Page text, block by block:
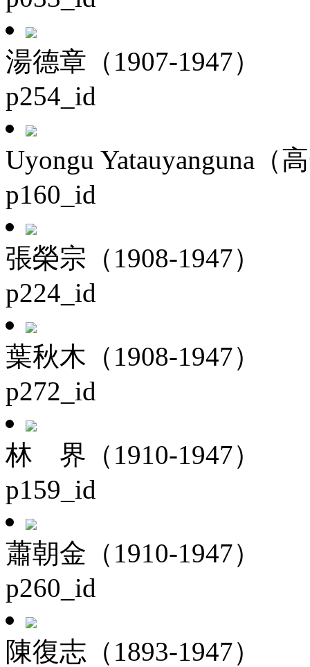
湯德章（1907-1947）
p254_id
Uyongu Yatauyanguna（
p160_id
張榮宗（1908-1947）
p224_id
葉秋木（1908-1947）
p272_id
林 界（1910-1947）
p159_id
蕭朝金（1910-1947）
p260_id
陳復志（1893-1947）